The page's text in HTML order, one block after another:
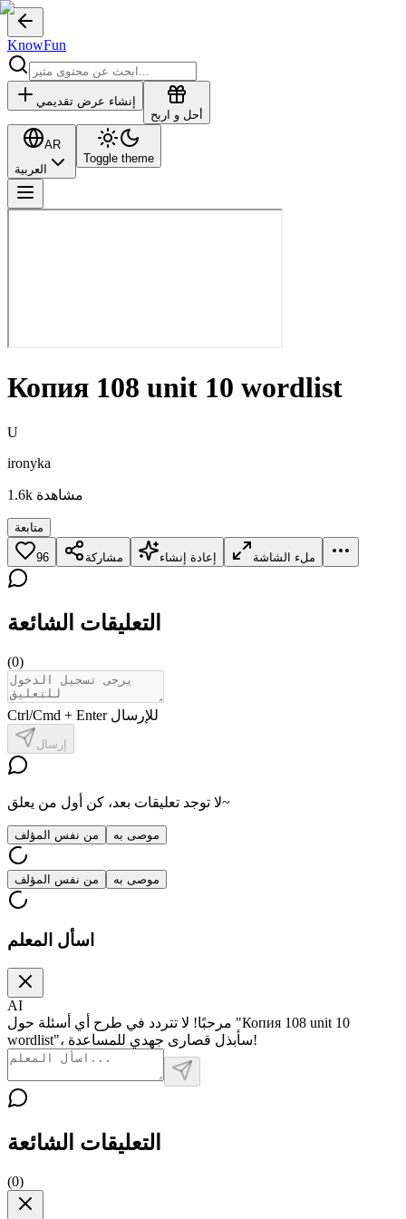
KnowFun
إنشاء عرض تقديمي
أحل و اربح
AR
العربية
Toggle theme
Копия 108 unit 10 wordlist
U
ironyka
1.6k مشاهدة
متابعة
96 مشاركة إعادة إنشاء ملء الشاشة
التعليقات الشائعة
(0)
Ctrl/Cmd + Enter للإرسال
إرسال
لا توجد تعليقات بعد، كن أول من يعلق~
من نفس المؤلف موصى به
من نفس المؤلف موصى به
اسأل المعلم
AI
مرحبًا! لا تتردد في طرح أي أسئلة حول "Копия 108 unit 10
wordlist"، سأبذل قصارى جهدي للمساعدة!
التعليقات الشائعة
(0)